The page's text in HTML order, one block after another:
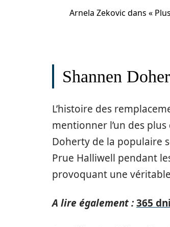
Arnela Zekovic dans «
Shannen
L’histoire des
mentionner l’un des
Doherty de la populaire
Prue Halliwell pendant
provoquant une
A lire également :365